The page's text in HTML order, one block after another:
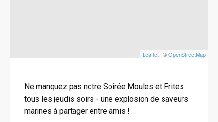
Leaflet | ©OpenStreetMap
Ne manquez pas notre Soirée Moules et Frites
tous les jeudis soirs - une explosion de saveurs
marines à partager entre amis !